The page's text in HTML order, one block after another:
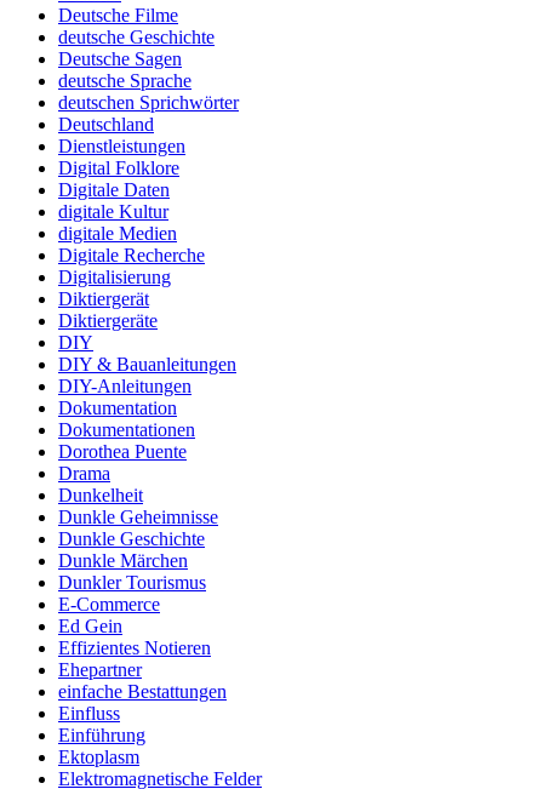
Deutsche Filme
deutsche Geschichte
Deutsche Sagen
deutsche Sprache
deutschen Sprichwörter
Deutschland
Dienstleistungen
Digital Folklore
Digitale Daten
digitale Kultur
digitale Medien
Digitale Recherche
Digitalisierung
Diktiergerät
Diktiergeräte
DIY
DIY & Bauanleitungen
DIY-Anleitungen
Dokumentation
Dokumentationen
Dorothea Puente
Drama
Dunkelheit
Dunkle Geheimnisse
Dunkle Geschichte
Dunkle Märchen
Dunkler Tourismus
E-Commerce
Ed Gein
Effizientes Notieren
Ehepartner
einfache Bestattungen
Einfluss
Einführung
Ektoplasm
Elektromagnetische Felder